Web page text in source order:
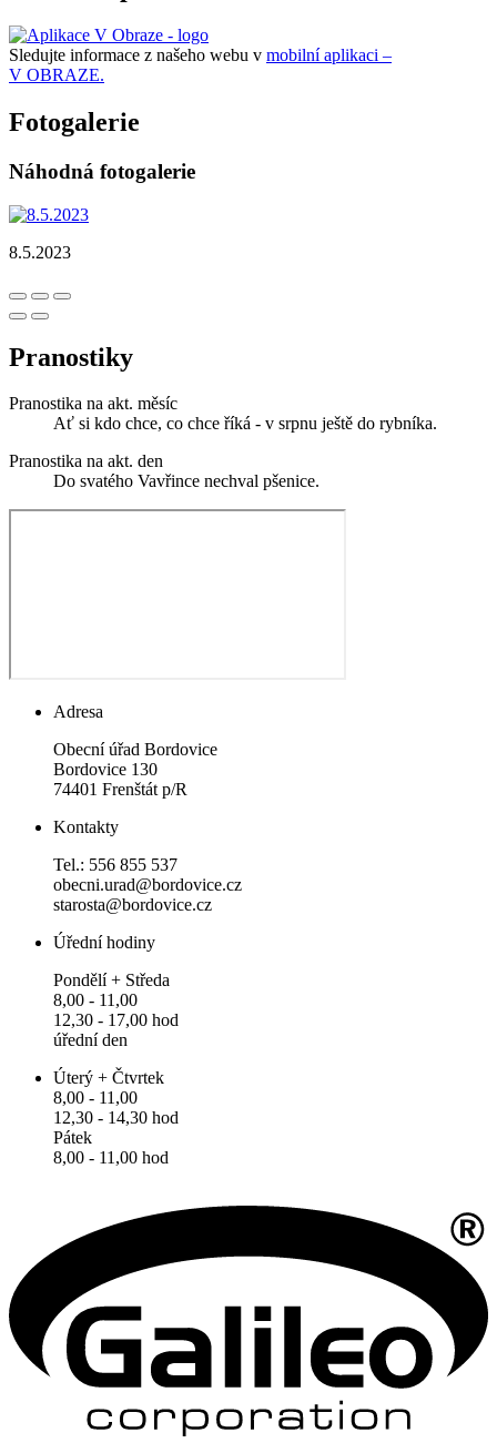
Sledujte informace z našeho webu v mobilní aplikaci –
V OBRAZE.
Fotogalerie
Náhodná fotogalerie
8.5.2023
Pranostiky
Pranostika na akt. měsíc
Ať si kdo chce, co chce říká - v srpnu ještě do rybníka.
Pranostika na akt. den
Do svatého Vavřince nechval pšenice.
Adresa
Obecní úřad Bordovice
Bordovice 130
74401 Frenštát p/R
Kontakty
Tel.: 556 855 537
obecni.urad@bordovice.cz
starosta@bordovice.cz
Úřední hodiny
Pondělí + Středa
8,00 - 11,00
12,30 - 17,00 hod
úřední den
Úterý + Čtvrtek
8,00 - 11,00
12,30 - 14,30 hod
Pátek
8,00 - 11,00 hod